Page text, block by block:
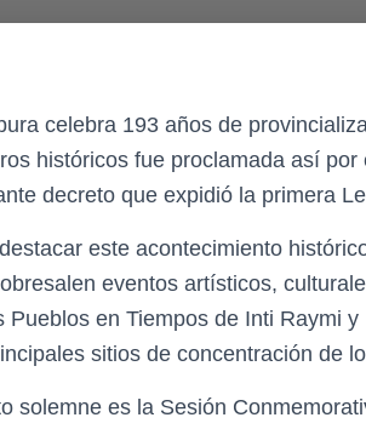
celebra 193 años de
históricos fue proclamada así
decreto que expidió la primera
este acontecimiento
eventos artísticos,
Pueblos en Tiempos de Inti Raymi
sitios de concentración de
solemne es la Sesión